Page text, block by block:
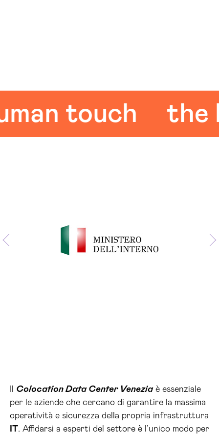
touch the
Colocation Data Center Veneziaè essenziale
per le aziende che cercano di garantire la massima
operatività e sicurezza della propria infrastruttura
IT. Affidarsi a esperti del settore è l’unico modo per